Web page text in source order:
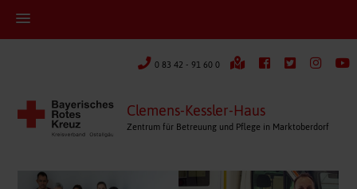
0 83 42 - 91 60 0
Clemens-Kessler-Haus
Zentrum für Betreuung und Pflege in Marktoberdorf